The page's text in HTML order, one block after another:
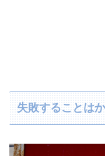
失敗することは